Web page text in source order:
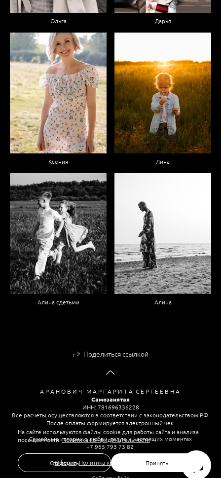
Ольга Дарья
Ксения Лина
Алина сдетьми Алина
Поделиться ссылкой
А Р А Н О В И Ч М А Р Г А Р И Т А С Е Р Г Е Е В Н А
Самозанятая
ИНН: 781696336228
Все расчёты осуществляются в соответствии с законодательством РФ.
После оплаты формируется электронный чек.
Семейные истории о любви, тепле и настоящих моментах
+7 965 793 73 82
Оферта,Политика конфиденциальности
На сайте используются файлы cookie для работы сайта и анализа
посещаемости.Политика конфиденциальности
Отклонить Принять